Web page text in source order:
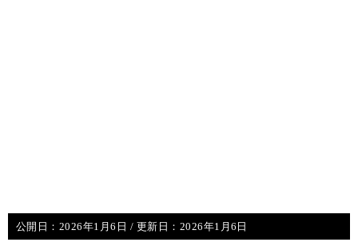
公開日： 2026年1月6日 / 更新日： 2026年1月6日